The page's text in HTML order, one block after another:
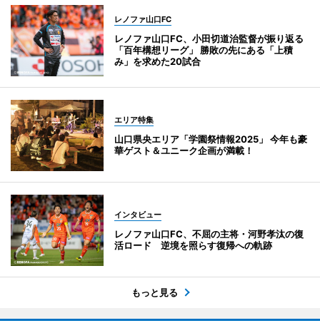
レノファ山口FC
レノファ山口FC、小田切道治監督が振り返る
「百年構想リーグ」 勝敗の先にある「上積
み」を求めた20試合
エリア特集
山口県央エリア「学園祭情報2025」 今年も豪
華ゲスト＆ユニーク企画が満載！
インタビュー
レノファ山口FC、不屈の主将・河野孝汰の復
活ロード 逆境を照らす復帰への軌跡
もっと見る